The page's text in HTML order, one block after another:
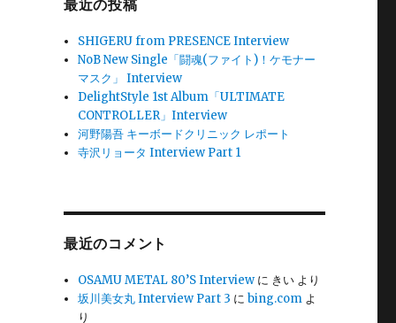
SHIGERU from PRESENCE Interview
NoB New Single「闘魂(ファイト)！ケモナー
マスク」 Interview
DelightStyle 1st Album「ULTIMATE
CONTROLLER」Interview
河野陽吾 キーボードクリニック レポート
寺沢リョータ Interview Part 1
最近のコメント
OSAMU METAL 80’S Interview に きい より
坂川美女丸 Interview Part 3 にbing.com よ
り